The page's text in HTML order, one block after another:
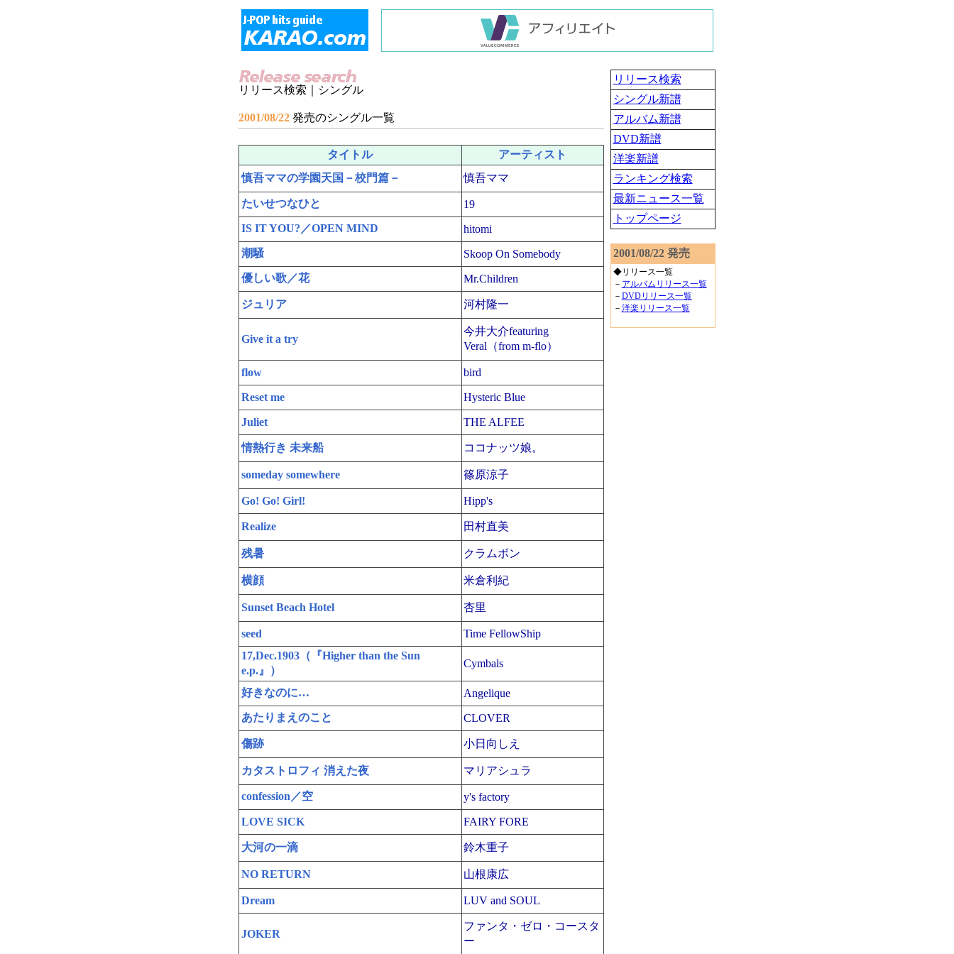
リリース検索｜シングル
2001/08/22 発売のシングル一覧
タイトル
アーティスト
慎吾ママの学園天国－校門篇－
慎吾ママ
たいせつなひと
19
IS IT YOU?／OPEN MIND
hitomi
潮騒
Skoop On Somebody
優しい歌／花
Mr.Children
ジュリア 河村隆一
Give it a try
今井大介featuring
Veral（from m-flo）
flow bird
Reset me Hysteric Blue
Juliet THE ALFEE
情熱行き 未来船 ココナッツ娘。
someday somewhere 篠原涼子
Go! Go! Girl! Hipp's
Realize 田村直美
残暑 クラムボン
横顔 米倉利紀
Sunset Beach Hotel 杏里
seed
Time FellowShip
17,Dec.1903（『Higher than the Sun
e.p.』）
Cymbals
好きなのに…
Angelique
あたりまえのこと
CLOVER
傷跡 小日向しえ
カタストロフィ 消えた夜 マリアシュラ
confession／空 y's factory
LOVE SICK FAIRY FORE
大河の一滴 鈴木重子
NO RETURN 山根康広
Dream LUV and SOUL
JOKER
ファンタ・ゼロ・コースタ
ー
リリース検索
シングル新譜
アルバム新譜
DVD新譜
洋楽新譜
ランキング検索
最新ニュース一覧
トップページ
2001/08/22 発売
◆リリース一覧
－ アルバムリリース一覧
－ DVDリリース一覧
－ 洋楽リリース一覧